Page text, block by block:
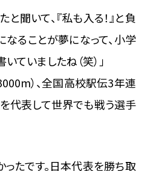
聞いて、『私も入る！』と負
なることが夢になって、小学
ていましたね（笑）」
）、全国高校駅伝3年連
代表して世界でも戦う選手
たです。日本代表を勝ち取